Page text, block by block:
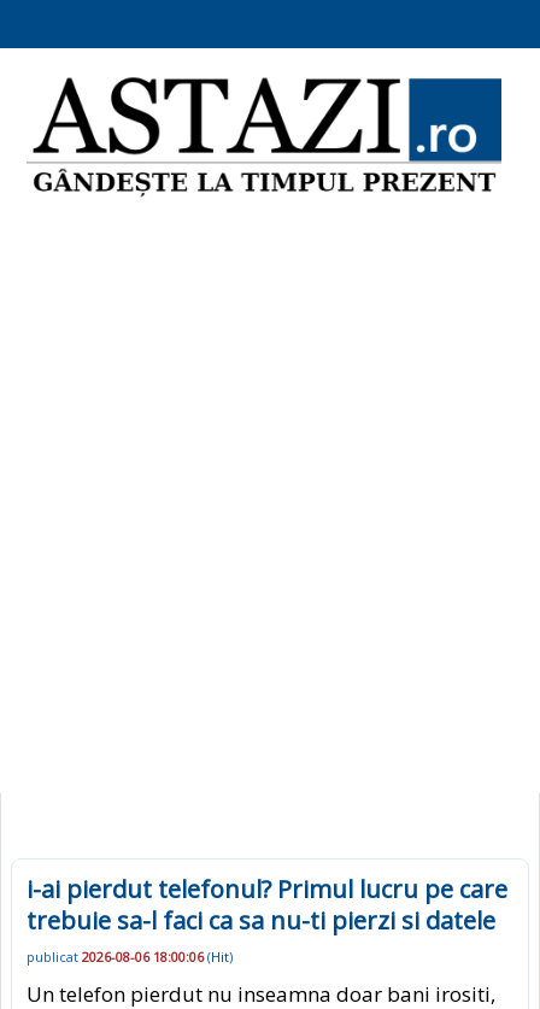
i-ai pierdut telefonul? Primul lucru pe care
trebuie sa-l faci ca sa nu-ti pierzi si datele
publicat 2026-08-06 18:00:06(Hit)
Un telefon pierdut nu inseamna doar bani irositi,